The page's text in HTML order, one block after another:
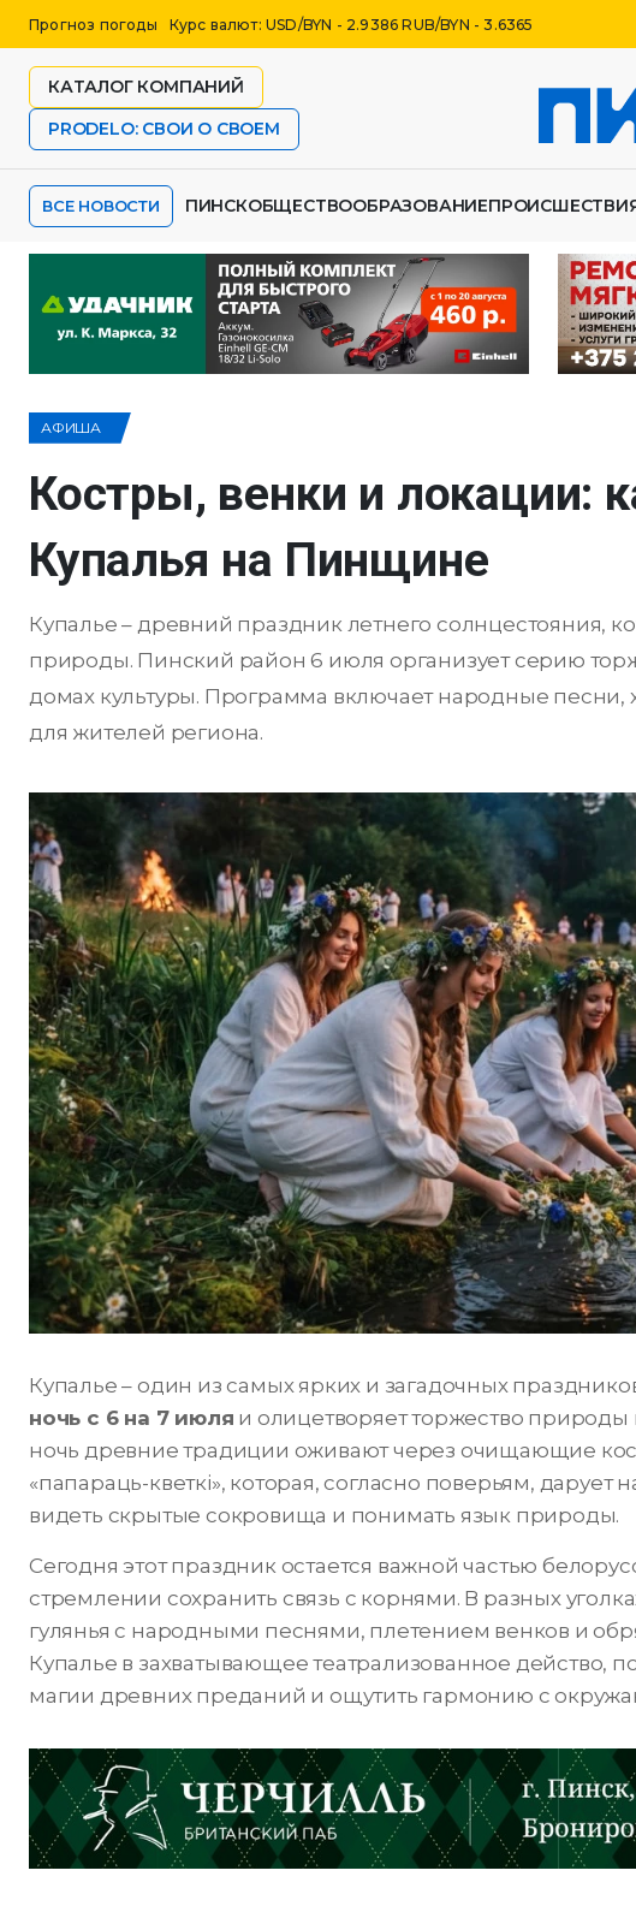
Прогноз погоды Курс валют: USD/BYN - 2.9386 RUB/BYN - 3.6365
КАТАЛОГ КОМПАНИЙ
PRODELO: СВОИ О СВОЕМ
ВСЕ НОВОСТИ ПИНСКОБЩЕСТВООБРАЗОВАНИЕ
АФИША
Костры, венки и локации:
Купалья на Пинщине
Купалье – древний праздник летнего солнцестояния,
природы. Пинский район 6 июля организует серию
домах культуры. Программа включает народные
для жителей региона.
Купалье – один из самых ярких и загадочных
ночь с 6 на 7 июля и олицетворяет торжество природы
ночь древние традиции оживают через очищающие
«папараць-кветкі», которая, согласно поверьям,
видеть скрытые сокровища и понимать язык природы.
Сегодня этот праздник остается важной частью
стремлении сохранить связь с корнями. В разных
гулянья с народными песнями, плетением венков и
Купалье в захватывающее театрализованное действо,
магии древних преданий и ощутить гармонию с